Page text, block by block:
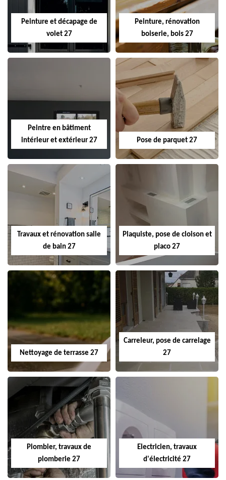
Peinture et décapage de
volet 27
Peinture, rénovation
boiserie, bois 27
Peintre en bâtiment
intérieur et extérieur 27
Pose de parquet 27
Travaux et rénovation salle
de bain 27
Plaquiste, pose de cloison et
placo 27
Nettoyage de terrasse 27
Carreleur, pose de carrelage
27
Plombier, travaux de
plomberie 27
Electricien, travaux
d'électricité 27